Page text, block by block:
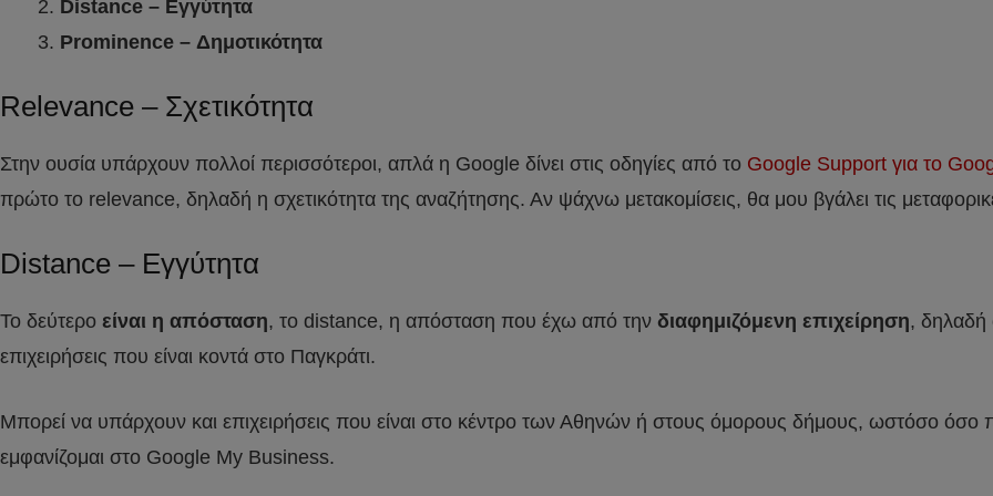
Distance – Εγγύτητα
Prominence – Δημοτικότητα
Relevance – Σχετικότητα
Στην ουσία υπάρχουν πολλοί περισσότεροι, απλά η Google δίνει στις οδηγίες από το Google Support για το
πρώτο το relevance, δηλαδή η σχετικότητα της αναζήτησης. Αν ψάχνω μετακομίσεις, θα μου βγάλει τις
Distance – Εγγύτητα
Το δεύτερο είναι η απόσταση, το distance, η απόσταση που έχω από την διαφημιζόμενη επιχείρηση, δηλαδή
επιχειρήσεις που είναι κοντά στο Παγκράτι.
Μπορεί να υπάρχουν και επιχειρήσεις που είναι στο κέντρο των Αθηνών ή στους όμορους δήμους, ωστόσο όσο
εμφανίζομαι στο Google My Business.